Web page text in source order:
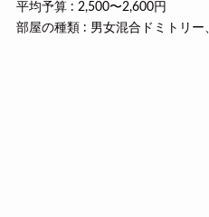
平均予算 : 2,500〜2,600円
部屋の種類 : 男女混合ドミトリー